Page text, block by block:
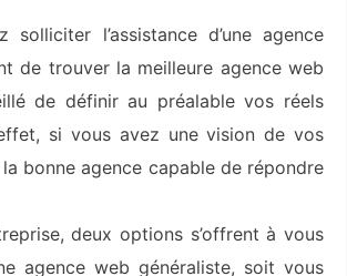
l’assistance d’une agence
de trouver la meilleure agence web
de définir au préalable vos réels
si vous avez une vision de vos
bonne agence capable de répondre
deux options s’offrent à vous
agence web généraliste, soit vous